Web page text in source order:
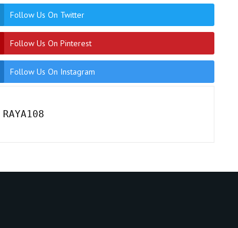
Follow Us On Twitter
Follow Us On Pinterest
Follow Us On Instagram
RAYA108